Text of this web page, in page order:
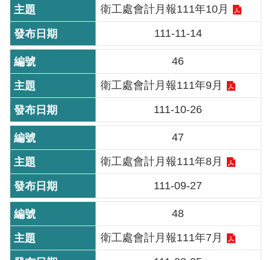
資
訊
公
開
重
點
業
務
廉
政
園
地
為
民
衛工處會計月報111年10月
111-11-14
46
衛工處會計月報111年9月
111-10-26
47
衛工處會計月報111年8月
111-09-27
48
衛工處會計月報111年7月